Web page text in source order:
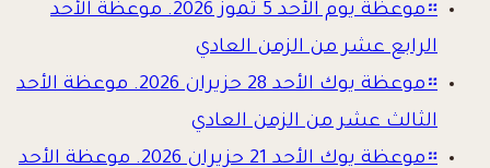
።
موعظة يوم الأحد 5 تموز 2026. موعظة الأحد
الرابع عشر من الزمن العادي
።
موعظة يوك الأحد 28 حزيران 2026. موعظة الأحد
الثالث عشر من الزمن العادي
።
موعظة يوك الأحد 21 حزيران 2026. موعظة الأحد